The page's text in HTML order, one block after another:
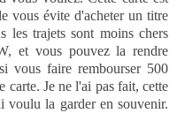
vous évite d'acheter un titre
les trajets sont moins chers
et vous pouvez la rendre
vous faire rembourser 500
Je ne l'ai pas fait, cette
voulu la garder en souvenir.